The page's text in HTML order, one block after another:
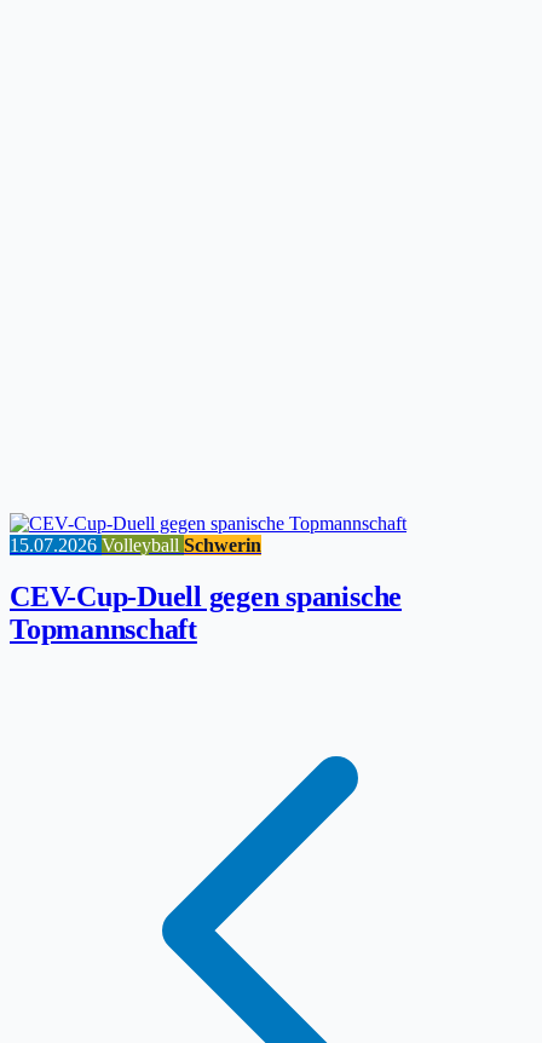
15.07.2026 Volleyball Schwerin
CEV-Cup-Duell gegen spanische
Topmannschaft